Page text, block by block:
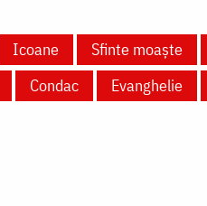
Icoane Sfinte moaște
Condac Evanghelie